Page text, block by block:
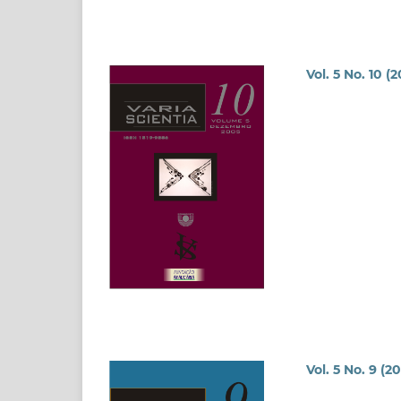
Vol. 5 No. 10
Vol. 5 No. 9